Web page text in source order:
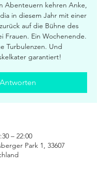
Abenteuern kehren Anke,
in diesem Jahr mit einer
auf die Bühne des
Frauen. Ein Wochenende.
Turbulenzen. Und
garantiert!
Antworten
– 22:00
Park 1, 33607